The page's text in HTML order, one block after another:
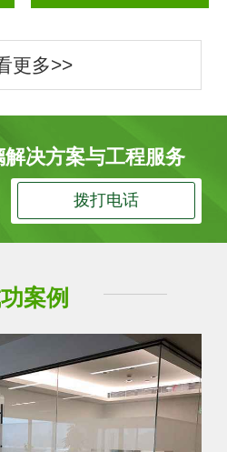
更多>>
决方案与工程服务
拨打电话
案例